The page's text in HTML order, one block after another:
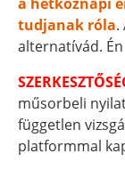
tudjanak róla.
alternatívád.
műsorbeli
független
platformmal